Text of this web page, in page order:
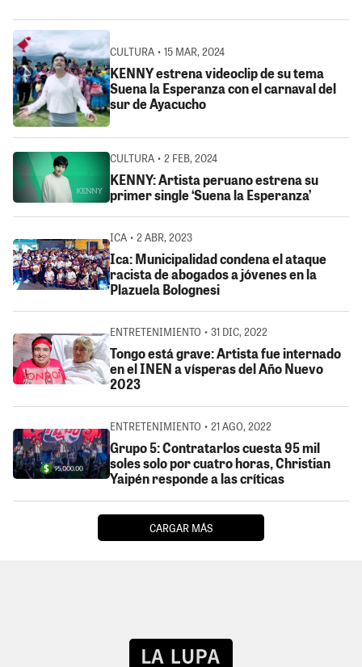
CULTURA • 15 MAR, 2024
KENNY estrena videoclip de su tema
Suena la Esperanza con el carnaval del
sur de Ayacucho
CULTURA • 2 FEB, 2024
KENNY: Artista peruano estrena su
primer single ‘Suena la Esperanza’
ICA • 2 ABR, 2023
Ica: Municipalidad condena el ataque
racista de abogados a jóvenes en la
Plazuela Bolognesi
ENTRETENIMIENTO • 31 DIC, 2022
Tongo está grave: Artista fue internado
en el INEN a vísperas del Año Nuevo
2023
ENTRETENIMIENTO • 21 AGO, 2022
Grupo 5: Contratarlos cuesta 95 mil
soles solo por cuatro horas, Christian
Yaipén responde a las críticas
CARGAR MÁS